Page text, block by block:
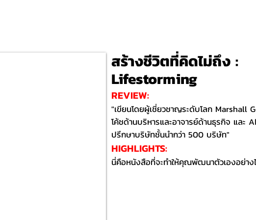
สร้างชีวิตที่คิดไม่ถึง :
Lifestorming
REVIEW:
"เขียนโดยผู้เชี่ยวชาญระดับโลก Marshall
โค้ชด้านบริหารและอาจารย์ด้านธุรกิจ และ
ปรึกษาบริษัทชั้นนำกว่า 500 บริษัท"
HIGHLIGHTS:​
นี่คือหนังสือที่จะทำให้คุณพัฒนาตัวเองอย่าง